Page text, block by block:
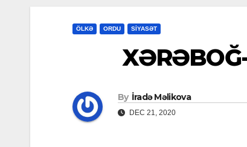
ÖLKƏ ORDU SİYASƏT
XƏRƏBOĞ-
By İradə Məlikova
DEC 21, 2020